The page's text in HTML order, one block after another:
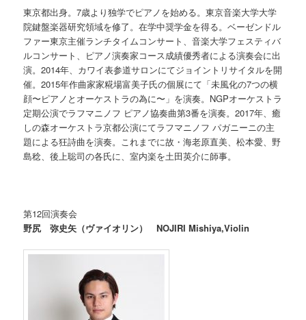
東京都出身。7歳より独学でピアノを始める。東京音楽大学大学
院鍵盤楽器研究領域を修了。在学中奨学金を得る。ベーゼンドル
ファー東京主催ランチタイムコンサート、音楽大学フェスティバ
ルコンサート、ピアノ演奏家コース成績優秀者による演奏会に出
演。2014年、カワイ表参道サロンにてジョイントリサイタルを開
催。2015年作曲家家糀場富美子氏の個展にて「未風化の7つの横
顔〜ピアノとオーケストラの為に〜」を演奏。NGPオーケストラ
定期公演でラフマニノフ ピアノ協奏曲第3番を演奏。2017年、癒
しの森オーケストラ京都公演にてラフマニノフ パガニーニの主
題による狂詩曲を演奏。これまでに故・海老原直美、松本愛、野
島稔、後上聡司の各氏に、室内楽を土田英介に師事。
第12回演奏会
野尻 弥史矢（ヴァイオリン） NOJIRI Mishiya,Violin